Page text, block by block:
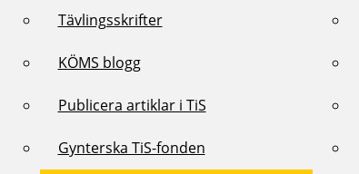
Tävlingsskrifter
KÖMS blogg
Publicera artiklar i TiS
Gynterska TiS-fonden